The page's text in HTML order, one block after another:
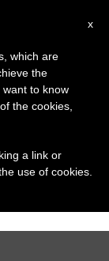
2011
x
which are
the
to know
the cookies,
a link or
use of cookies.